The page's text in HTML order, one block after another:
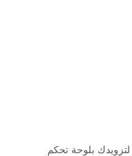
لتزويدك بلوحة تحكم